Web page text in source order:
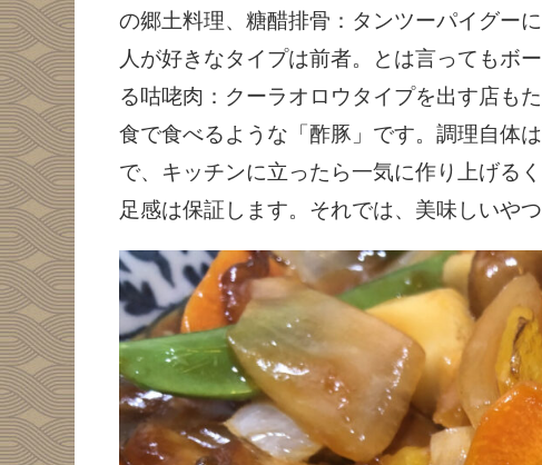
の郷土料理、糖醋排骨：タンツーパイグー
人が好きなタイプは前者。とは言ってもボ
る咕咾肉：クーラオロウタイプを出す店も
食で食べるような「酢豚」です。調理自体
で、キッチンに立ったら一気に作り上げる
足感は保証します。それでは、美味しいや